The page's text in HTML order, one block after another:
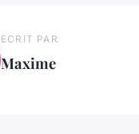
ECRIT PAR
Maxime